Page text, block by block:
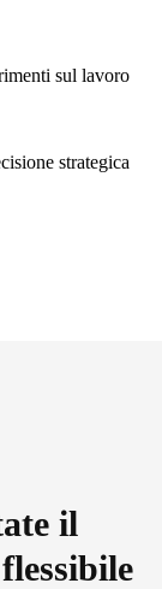
sul lavoro
strategica
il